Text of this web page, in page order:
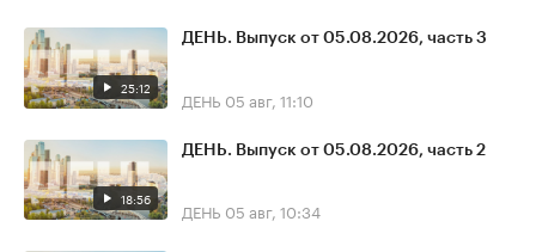
25:12
ДЕНЬ. Выпуск от 05.08.2026, часть 3
ДЕНЬ 05 авг, 11:10
18:56
ДЕНЬ. Выпуск от 05.08.2026, часть 2
ДЕНЬ 05 авг, 10:34